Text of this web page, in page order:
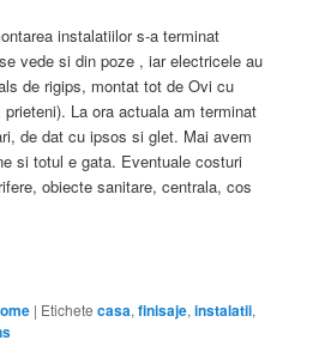
instalatiilor s-a terminat
vede si din poze , iar electricele au
de rigips, montat tot de Ovi cu
La ora actuala am terminat
de dat cu ipsos si glet. Mai avem
si totul e gata. Eventuale costuri
obiecte sanitare, centrala, cos
| Etichete casa,finisaje,instalatii,